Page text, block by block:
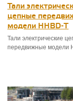
Тали
цепные
модели HHBD-T
Тали электрические
передвижные модели